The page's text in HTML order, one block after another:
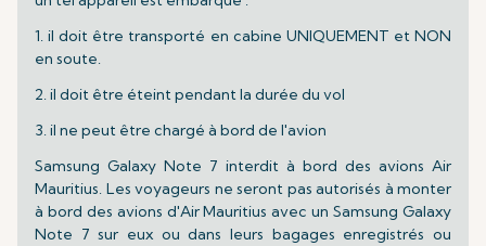
1. il doit être transporté en cabine UNIQUEMENT et NON
en soute.
2. il doit être éteint pendant la durée du vol
3. il ne peut être chargé à bord de l'avion
Samsung Galaxy Note 7 interdit à bord des avions Air
Mauritius. Les voyageurs ne seront pas autorisés à monter
à bord des avions d'Air Mauritius avec un Samsung Galaxy
Note 7 sur eux ou dans leurs bagages enregistrés ou